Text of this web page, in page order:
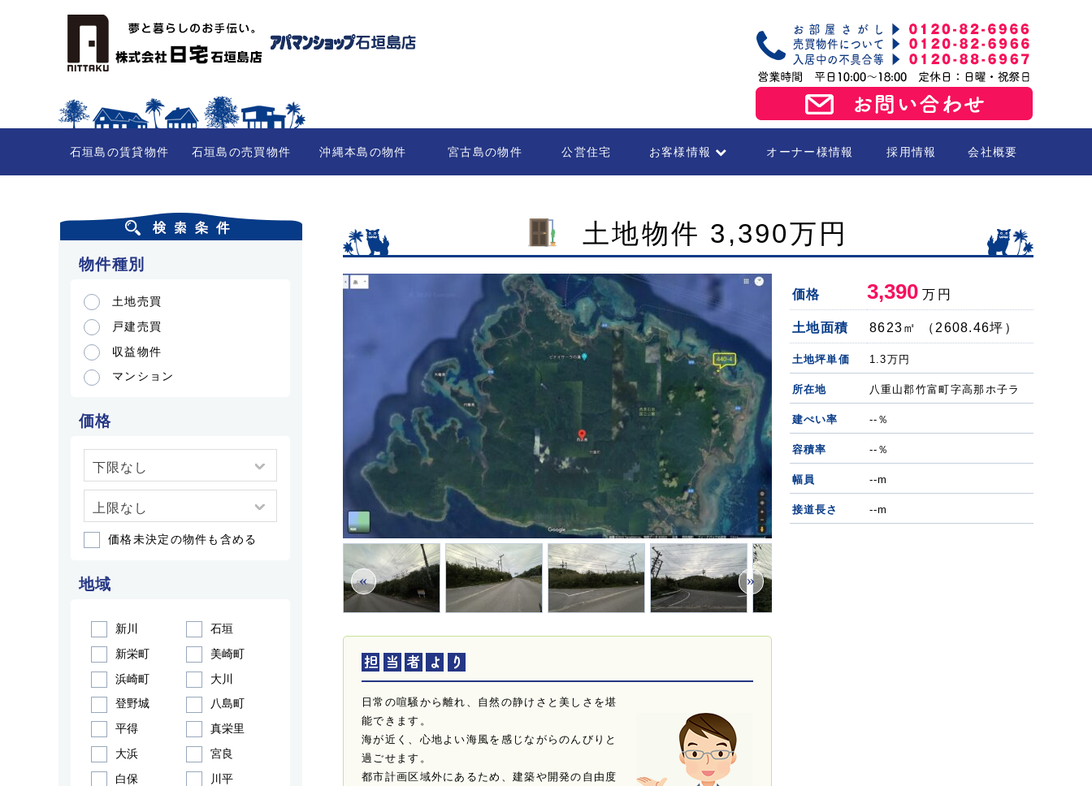
石垣島の賃貸物件 石垣島の売買物件 沖縄本島の物件 宮古島の物件 公営住宅 お客様情報 オーナー様情報 採用情報 会社概要
土地物件 3,390万円
« »
日常の喧騒から離れ、自然の静けさと美しさを堪
能できます。
海が近く、心地よい海風を感じながらのんびりと
過ごせます。
都市計画区域外にあるため、建築や開発の自由度
価格 3,390 万円
土地面積 8623㎡ （2608.46坪）
土地坪単価 1.3万円
所在地 八重山郡竹富町字高那ホ子ラ
建ぺい率 --％
容積率 --％
幅員 --m
接道長さ --m
物件種別
土地売買
戸建売買
収益物件
マンション
価格
価格未決定の物件も含める
地域
新川
石垣
新栄町
美崎町
浜崎町
大川
登野城
八島町
平得
真栄里
大浜
宮良
白保
川平